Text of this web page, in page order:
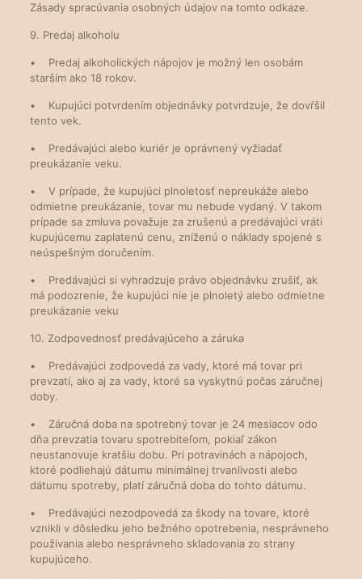
Zásady spracúvania osobných údajov na tomto odkaze.
9. Predaj alkoholu
• Predaj alkoholických nápojov je možný len osobám
starším ako 18 rokov.
• Kupujúci potvrdením objednávky potvrdzuje, že dovŕšil
tento vek.
• Predávajúci alebo kuriér je oprávnený vyžiadať
preukázanie veku.
• V prípade, že kupujúci plnoletosť nepreukáže alebo
odmietne preukázanie, tovar mu nebude vydaný. V takom
prípade sa zmluva považuje za zrušenú a predávajúci vráti
kupujúcemu zaplatenú cenu, zníženú o náklady spojené s
neúspešným doručením.
• Predávajúci si vyhradzuje právo objednávku zrušiť, ak
má podozrenie, že kupujúci nie je plnoletý alebo odmietne
preukázanie veku
10. Zodpovednosť predávajúceho a záruka
• Predávajúci zodpovedá za vady, ktoré má tovar pri
prevzatí, ako aj za vady, ktoré sa vyskytnú počas záručnej
doby.
• Záručná doba na spotrebný tovar je 24 mesiacov odo
dňa prevzatia tovaru spotrebiteľom, pokiaľ zákon
neustanovuje kratšiu dobu. Pri potravinách a nápojoch,
ktoré podliehajú dátumu minimálnej trvanlivosti alebo
dátumu spotreby, platí záručná doba do tohto dátumu.
• Predávajúci nezodpovedá za škody na tovare, ktoré
vznikli v dôsledku jeho bežného opotrebenia, nesprávneho
používania alebo nesprávneho skladovania zo strany
kupujúceho.